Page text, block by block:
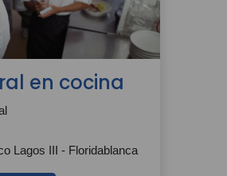
en cocina
Lagos III - Floridablanca